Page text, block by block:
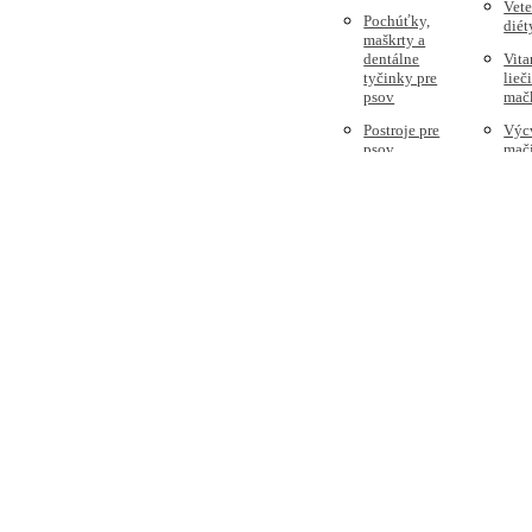
Pochúťky,
maškrty a
dentálne
tyčinky pre
psov
Postroje pre
psov